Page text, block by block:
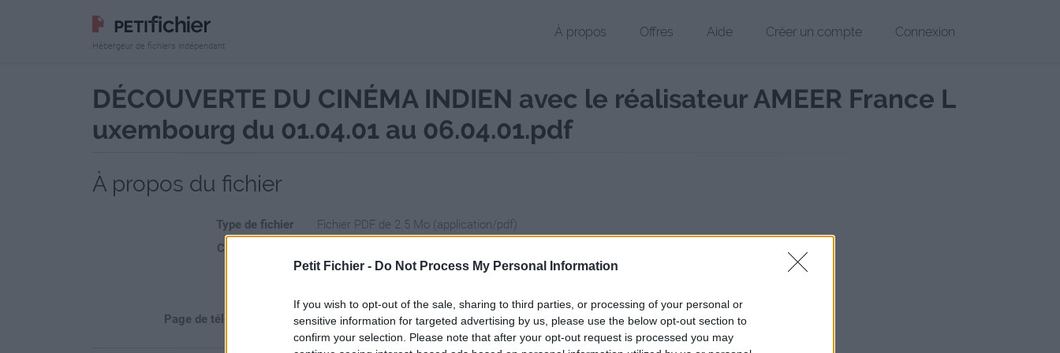
Petit Fichier - Do Not Process My Personal Information
If you wish to opt-out of the sale, sharing to third parties, or processing of your personal or
sensitive information for targeted advertising by us, please use the below opt-out section to
confirm your selection. Please note that after your opt-out request is processed you may
Hébergeur de fichiers indépendant
À propos Offres Aide Créer un compte Connexion
DÉCOUVERTE DU CINÉMA INDIEN avec le réalisateur AMEER France L
uxembourg du 01.04.01 au 06.04.01.pdf
À propos du fichier
Type de fichier
Fichier PDF de 2.5 Mo (application/pdf)
Confidentialité
Ne contient aucun Virus ou Malware connus - Dernière vérification: 02/07
Page de téléchargement
https://www.petit-fichier.fr/2011/03/05/dEcouverte-du-cinEma-indien-avec-le-realisateur/